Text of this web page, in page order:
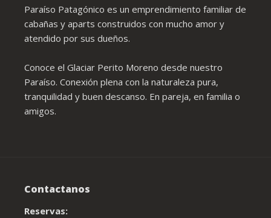
Paraíso Patagónico es un emprendimiento familiar de
cabañas y aparts construidos con mucho amor y
atendido por sus dueños.
Conoce el Glaciar Perito Moreno desde nuestro
Paraíso. Conexión plena con la naturaleza pura,
tranquilidad y buen descanso. En pareja, en familia o
amigos.
Contactanos
Reservas: